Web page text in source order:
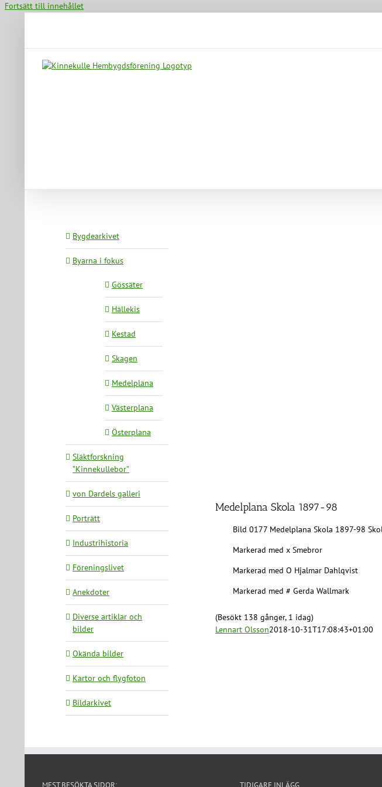
Fortsätt till innehållet
Medelplana Skola 1897-98
Bild 0177 Medelplana Skola 1897-98
Markerad med x Smebror
Markerad med O Hjalmar Dahlqvist
Markerad med # Gerda Wallmark
(Besökt 138 gånger, 1 idag)
Lennart Olsson2018-10-31T17:08:43+01:00
Bygdearkivet
Byarna i fokus
Gössäter
Hällekis
Kestad
Skagen
Medelplana
Västerplana
Österplana
Släktforskning
”Kinnekullebor”
von Dardels galleri
Porträtt
Industrihistoria
Föreningslivet
Anekdoter
Diverse artiklar och
bilder
Okända bilder
Kartor och flygfoton
Bildarkivet
MEST BESÖKTA SIDOR: TIDIGARE INLÄGG